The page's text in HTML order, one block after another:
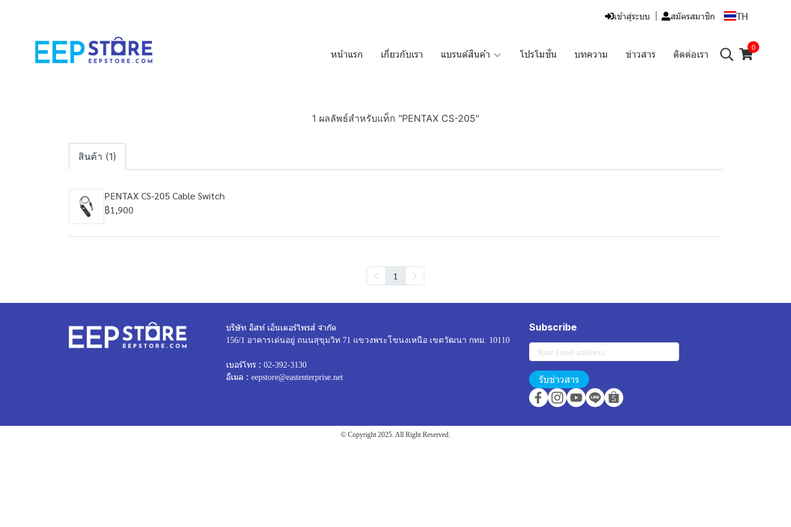
เข้าสู่ระบบ สมัครสมาชิก TH
หน้าแรก เกี่ยวกับเรา แบรนด์สินค้า โปรโมชั่น บทความ ข่าวสาร ติดต่อเรา
0
1 ผลลัพธ์สำหรับแท็ก "PENTAX CS-205"
สินค้า (1)
PENTAX CS-205 Cable Switch
฿1,900
1
บริษัท อิสท์ เอ็นเตอร์ไพรส์ จำกัด
156/1 อาคารเด่นอยู่ ถนนสุขุมวิท 71 แขวงพระโขนงเหนือ เขตวัฒนา กทม. 10110
เบอร์โทร : 02-392-3130
อีเมล : eepstore@eastenterprise.net
Subscribe
รับข่าวสาร
© Copyright 2025. All Right Reserved.